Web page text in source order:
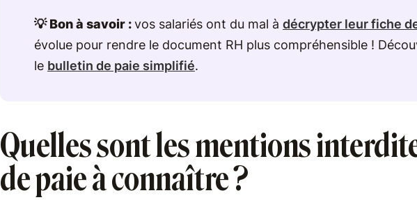
💡 Bon à savoir :vos salariés ont du mal à décrypter leur fiche
évolue pour rendre le document RH plus compréhensible !
le bulletin de paie simplifié.
Quelles sont les mentions
de paie à connaître ?